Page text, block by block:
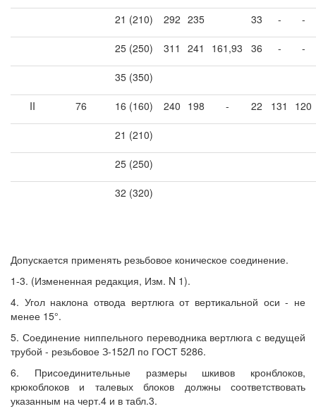
21 (210) 292 235 33 - -
25 (250) 311 241 161,93 36 - -
35 (350)
II 76 16 (160) 240 198 - 22 131 120
21 (210)
25 (250)
32 (320)
Допускается применять резьбовое коническое соединение.
1-3. (Измененная редакция, Изм. N 1).
4. Угол наклона отвода вертлюга от вертикальной оси - не
менее 15°.
5. Соединение ниппельного переводника вертлюга с ведущей
трубой - резьбовое З-152Л по ГОСТ 5286.
6. Присоединительные размеры шкивов кронблоков,
крюкоблоков и талевых блоков должны соответствовать
указанным на черт.4 и в табл.3.